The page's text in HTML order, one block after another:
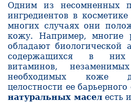
Одним из несомненных
ингредиентов в
многих случаях они
кожу. Например, многие
обладают биологической
содержащихся в них
витаминов,
необходимых коже
целостности ее
натуральных масел есть